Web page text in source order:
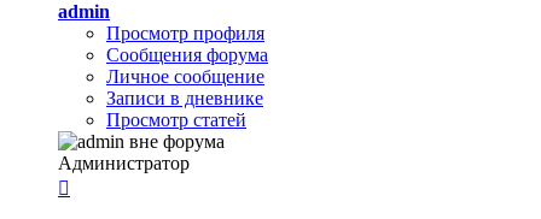
admin
Просмотр профиля
Сообщения форума
Личное сообщение
Записи в дневнике
Просмотр статей
Администратор
